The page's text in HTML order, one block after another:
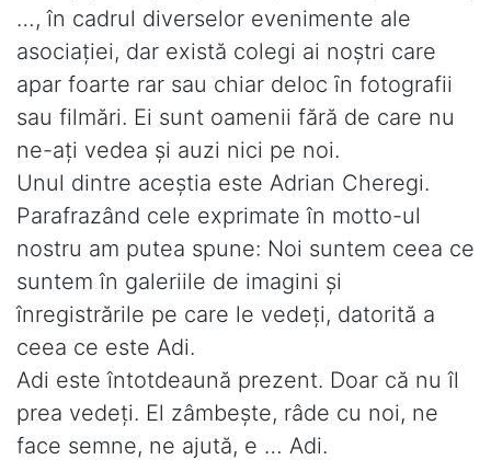
…, în cadrul diverselor evenimente ale
asociaţiei, dar există colegi ai noștri care
apar foarte rar sau chiar deloc ȋn fotografii
sau filmări. Ei sunt oamenii fără de care nu
ne-ați vedea și auzi nici pe noi.
Unul dintre aceştia este Adrian Cheregi.
Parafrazând cele exprimate în motto-ul
nostru am putea spune: Noi suntem ceea ce
suntem în galeriile de imagini şi
înregistrările pe care le vedeţi, datorită a
ceea ce este Adi.
Adi este întotdeaună prezent. Doar că nu îl
prea vedeţi. El zâmbeşte, râde cu noi, ne
face semne, ne ajută, e … Adi.